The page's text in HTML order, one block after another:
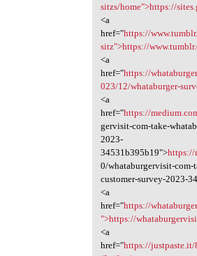
sitzs/home">https://
<a
href="https://
sitz">https://
<a
href="https://
023/12/whataburger-
<a
href="https://
gervisit-com-take-
2023-
34531b395b19">https://
0/whataburgervisit-com-
customer-survey-2023-
<a
href="https://
">https://
<a
href="https://